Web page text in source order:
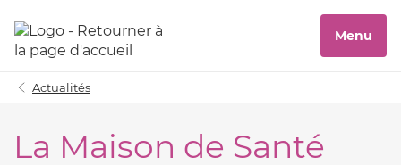
Menu
Actualités
La Maison de Santé